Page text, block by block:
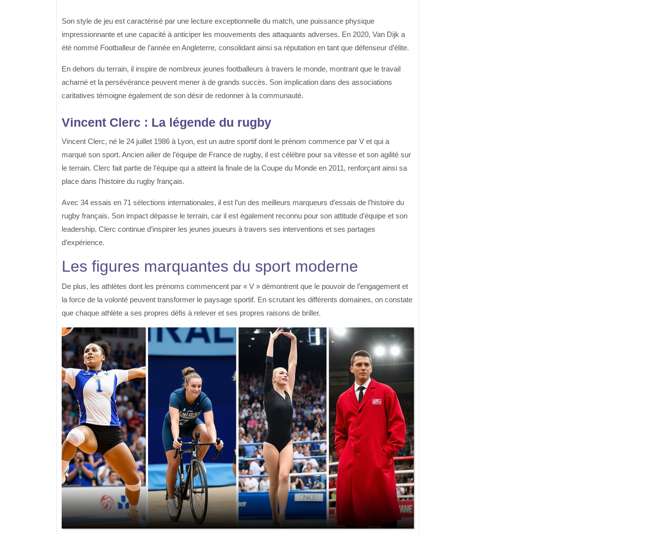
Son style de jeu est caractérisé par une lecture exceptionnelle du match, une puissance physique
impressionnante et une capacité à anticiper les mouvements des attaquants adverses. En 2020, Van Dijk a
été nommé Footballeur de l’année en Angleterre, consolidant ainsi sa réputation en tant que défenseur d’élite.
En dehors du terrain, il inspire de nombreux jeunes footballeurs à travers le monde, montrant que le travail
acharné et la persévérance peuvent mener à de grands succès. Son implication dans des associations
caritatives témoigne également de son désir de redonner à la communauté.
Vincent Clerc : La légende du rugby
Vincent Clerc, né le 24 juillet 1986 à Lyon, est un autre sportif dont le prénom commence par V et qui a
marqué son sport. Ancien ailier de l’équipe de France de rugby, il est célèbre pour sa vitesse et son agilité sur
le terrain. Clerc fait partie de l’équipe qui a atteint la finale de la Coupe du Monde en 2011, renforçant ainsi sa
place dans l’histoire du rugby français.
Avec 34 essais en 71 sélections internationales, il est l’un des meilleurs marqueurs d’essais de l’histoire du
rugby français. Son impact dépasse le terrain, car il est également reconnu pour son attitude d’équipe et son
leadership. Clerc continue d’inspirer les jeunes joueurs à travers ses interventions et ses partages
d’expérience.
Les figures marquantes du sport moderne
De plus, les athlètes dont les prénoms commencent par « V » démontrent que le pouvoir de l’engagement et
la force de la volonté peuvent transformer le paysage sportif. En scrutant les différents domaines, on constate
que chaque athlète a ses propres défis à relever et ses propres raisons de briller.